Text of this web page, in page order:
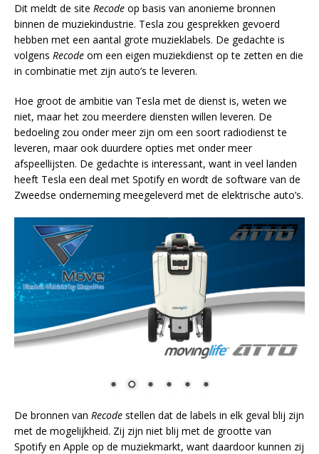
Dit meldt de site Recode op basis van anonieme bronnen
binnen de muziekindustrie. Tesla zou gesprekken gevoerd
hebben met een aantal grote muzieklabels. De gedachte is
volgens Recode om een eigen muziekdienst op te zetten en die
in combinatie met zijn auto’s te leveren.
Hoe groot de ambitie van Tesla met de dienst is, weten we
niet, maar het zou meerdere diensten willen leveren. De
bedoeling zou onder meer zijn om een soort radiodienst te
leveren, maar ook duurdere opties met onder meer
afspeellijsten. De gedachte is interessant, want in veel landen
heeft Tesla een deal met Spotify en wordt de software van de
Zweedse onderneming meegeleverd met de elektrische auto’s.
De bronnen van Recode stellen dat de labels in elk geval blij zijn
met de mogelijkheid. Zij zijn niet blij met de grootte van
Spotify en Apple op de muziekmarkt, want daardoor kunnen zij